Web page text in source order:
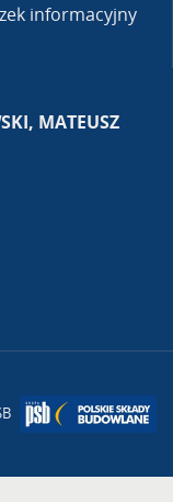
informacyjny
MATEUSZ